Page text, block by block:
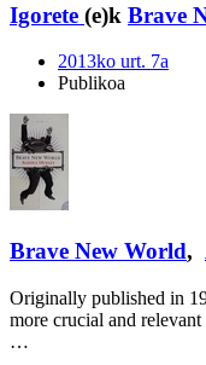
Igorete (e)k Brave
2013ko urt. 7a
Publikoa
Brave New World,
Originally published in
more crucial and
…